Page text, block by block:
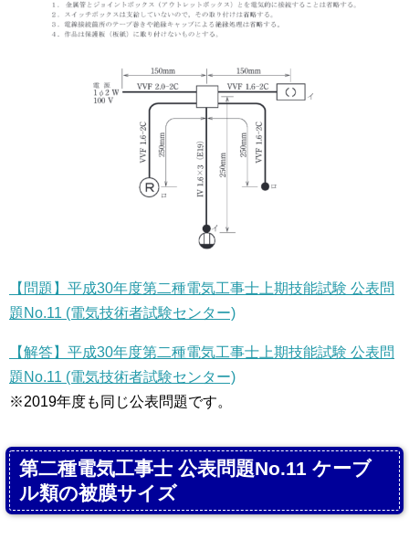
【問題】平成30年度第二種電気工事士上期技能試験 公表問
題No.11 (電気技術者試験センター)
【解答】平成30年度第二種電気工事士上期技能試験 公表問
題No.11 (電気技術者試験センター)
※2019年度も同じ公表問題です。
第二種電気工事士 公表問題No.11 ケーブ
ル類の被膜サイズ